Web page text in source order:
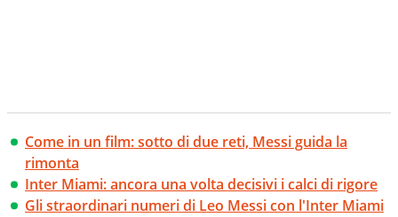
Come in un film: sotto di due reti, Messi guida la
rimonta
Inter Miami: ancora una volta decisivi i calci di rigore
Gli straordinari numeri di Leo Messi con l'Inter Miami